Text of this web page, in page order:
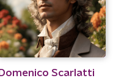
Domenico Scarlatti